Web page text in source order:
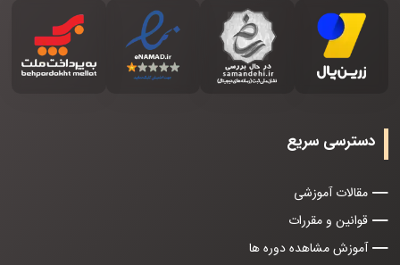
دسترسی سریع
مقالات آموزشی
قوانین و مقررات
آموزش مشاهده دوره ها